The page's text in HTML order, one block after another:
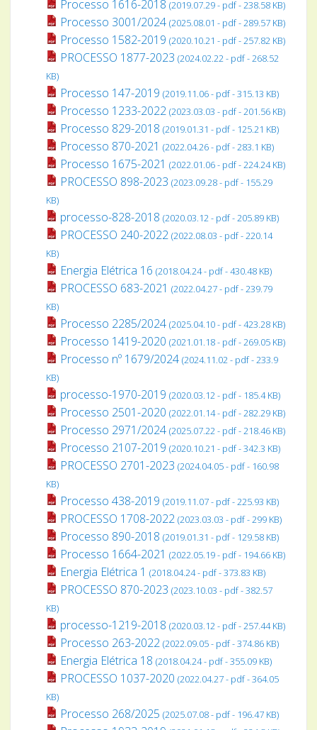
Processo 1616-2018 (2019.07.29 - pdf - 238.58 KB)
Processo 3001/2024 (2025.08.01 - pdf - 289.57 KB)
Processo 1582-2019 (2020.10.21 - pdf - 257.82 KB)
PROCESSO 1877-2023 (2024.02.22 - pdf - 268.52
KB)
Processo 147-2019 (2019.11.06 - pdf - 315.13 KB)
Processo 1233-2022 (2023.03.03 - pdf - 201.56 KB)
Processo 829-2018 (2019.01.31 - pdf - 125.21 KB)
Processo 870-2021 (2022.04.26 - pdf - 283.1 KB)
Processo 1675-2021 (2022.01.06 - pdf - 224.24 KB)
PROCESSO 898-2023 (2023.09.28 - pdf - 155.29
KB)
processo-828-2018 (2020.03.12 - pdf - 205.89 KB)
PROCESSO 240-2022 (2022.08.03 - pdf - 220.14
KB)
Energia Elétrica 16 (2018.04.24 - pdf - 430.48 KB)
PROCESSO 683-2021 (2022.04.27 - pdf - 239.79
KB)
Processo 2285/2024 (2025.04.10 - pdf - 423.28 KB)
Processo 1419-2020 (2021.01.18 - pdf - 269.05 KB)
Processo nº 1679/2024 (2024.11.02 - pdf - 233.9
KB)
processo-1970-2019 (2020.03.12 - pdf - 185.4 KB)
Processo 2501-2020 (2022.01.14 - pdf - 282.29 KB)
Processo 2971/2024 (2025.07.22 - pdf - 218.46 KB)
Processo 2107-2019 (2020.10.21 - pdf - 342.3 KB)
PROCESSO 2701-2023 (2024.04.05 - pdf - 160.98
KB)
Processo 438-2019 (2019.11.07 - pdf - 225.93 KB)
PROCESSO 1708-2022 (2023.03.03 - pdf - 299 KB)
Processo 890-2018 (2019.01.31 - pdf - 129.58 KB)
Processo 1664-2021 (2022.05.19 - pdf - 194.66 KB)
Energia Elétrica 1 (2018.04.24 - pdf - 373.83 KB)
PROCESSO 870-2023 (2023.10.03 - pdf - 382.57
KB)
processo-1219-2018 (2020.03.12 - pdf - 257.44 KB)
Processo 263-2022 (2022.09.05 - pdf - 374.86 KB)
Energia Elétrica 18 (2018.04.24 - pdf - 355.09 KB)
PROCESSO 1037-2020 (2022.04.27 - pdf - 364.05
KB)
Processo 268/2025 (2025.07.08 - pdf - 196.47 KB)